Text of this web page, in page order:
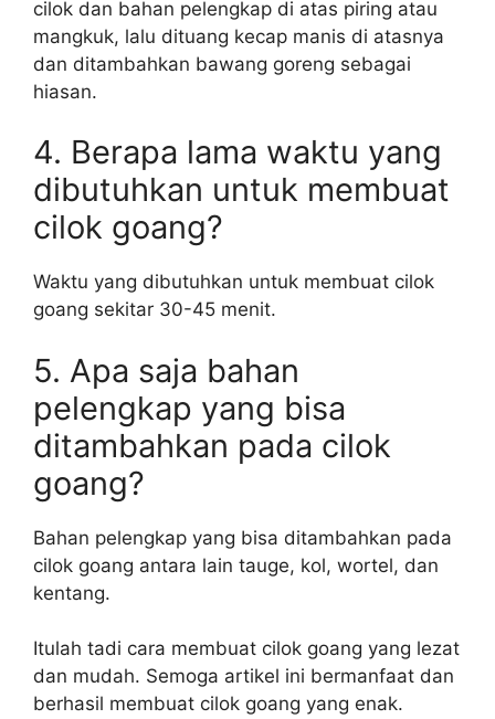
cilok dan bahan pelengkap di atas piring atau
mangkuk, lalu dituang kecap manis di atasnya
dan ditambahkan bawang goreng sebagai
hiasan.
4. Berapa lama waktu yang
dibutuhkan untuk membuat
cilok goang?
Waktu yang dibutuhkan untuk membuat cilok
goang sekitar 30-45 menit.
5. Apa saja bahan
pelengkap yang bisa
ditambahkan pada cilok
goang?
Bahan pelengkap yang bisa ditambahkan pada
cilok goang antara lain tauge, kol, wortel, dan
kentang.
Itulah tadi cara membuat cilok goang yang lezat
dan mudah. Semoga artikel ini bermanfaat dan
berhasil membuat cilok goang yang enak.